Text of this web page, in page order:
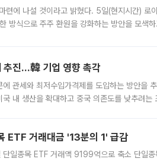
다. 5일(현지시간) 로이터통신에 따르면
방식으로 주주 환원을 강화하는 방안을 모색하
추진…韓 기업 영향 촉각
관세와 최저수입가격제를 도입하는 방안을
내 생산을 확대하고 중국 의존도를 낮추려는
ETF 거래대금 '13분의 1' 급감
일종목 ETF 거래액 9199억으로 축소 단일종